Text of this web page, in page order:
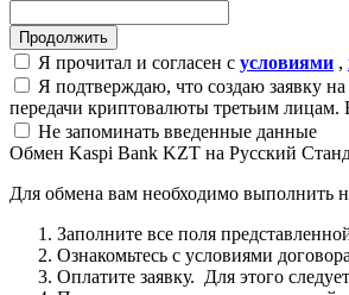
Я прочитал и согласен с условиями ,
Я подтверждаю, что создаю заявку
передачи криптовалюты третьим лицам.
Не запоминать введенные данные
Обмен Kaspi Bank KZT на Русский
Для обмена вам необходимо выполнить
Заполните все поля
Ознакомьтесь с условиями
Оплатите заявку. Для этого